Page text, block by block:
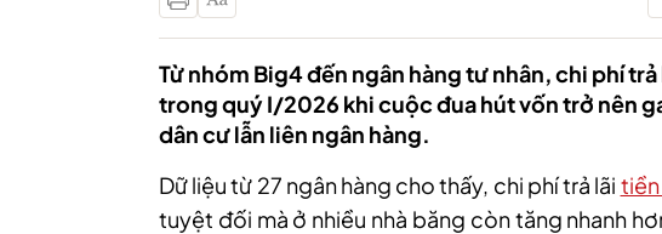
Từ nhóm Big4 đến ngân hàng tư nhân, chi phí
trong quý I/2026 khi cuộc đua hút vốn trở nên
dân cư lẫn liên ngân hàng.
Dữ liệu từ 27 ngân hàng cho thấy, chi phí trả lãi
tuyệt đối mà ở nhiều nhà băng còn tăng nhanh